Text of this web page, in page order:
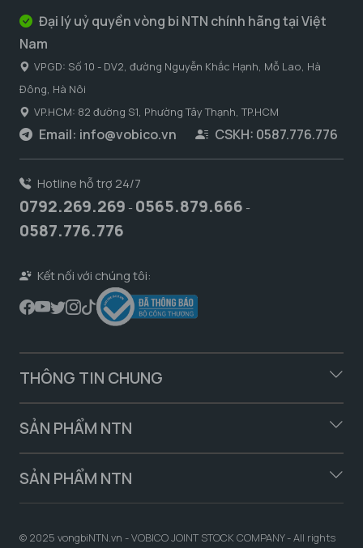
Đại lý uỷ quyền vòng bi NTN chính hãng tại Việt
Nam
VPGD: Số 10 - DV2, đường Nguyễn Khắc Hạnh, Mỗ Lao, Hà
Đông, Hà Nôi
VP.HCM: 82 đường S1, Phường Tây Thạnh, TP.HCM
Email: info@vobico.vn CSKH: 0587.776.776
Hotline hỗ trợ 24/7
0792.269.269 - 0565.879.666 -
0587.776.776
Kết nối với chúng tôi:
THÔNG TIN CHUNG
SẢN PHẨM NTN
SẢN PHẨM NTN
© 2025 vongbiNTN.vn - VOBICO JOINT STOCK COMPANY - All rights